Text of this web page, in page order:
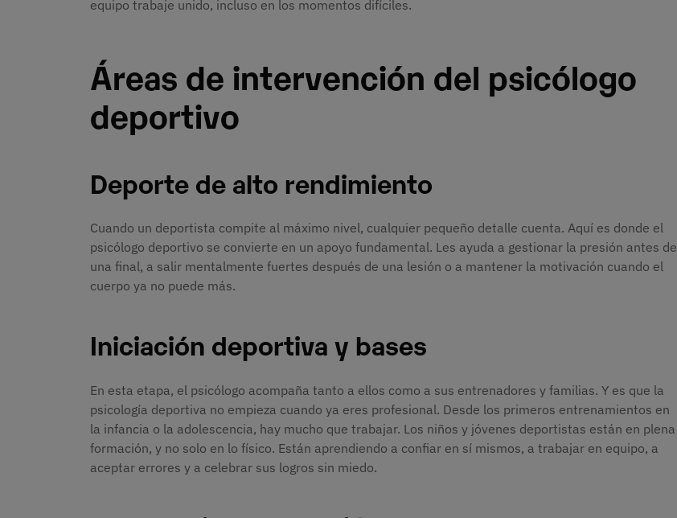
equipo trabaje unido, incluso en los momentos difíciles.
Áreas de intervención del psicólogo
deportivo
Deporte de alto rendimiento
Cuando un deportista compite al máximo nivel, cualquier pequeño detalle cuenta. Aquí es donde el
psicólogo deportivo se convierte en un apoyo fundamental. Les ayuda a gestionar la presión antes de
una final, a salir mentalmente fuertes después de una lesión o a mantener la motivación cuando el
cuerpo ya no puede más.
Iniciación deportiva y bases
En esta etapa, el psicólogo acompaña tanto a ellos como a sus entrenadores y familias. Y es que la
psicología deportiva no empieza cuando ya eres profesional. Desde los primeros entrenamientos en
la infancia o la adolescencia, hay mucho que trabajar. Los niños y jóvenes deportistas están en plena
formación, y no solo en lo físico. Están aprendiendo a confiar en sí mismos, a trabajar en equipo, a
aceptar errores y a celebrar sus logros sin miedo.